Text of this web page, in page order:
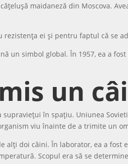
maidaneză din Moscova.
ei și pentru faptul că se
un simbol global. În 1957, ea a
un
supraviețui în spațiu. Uniunea
viu înainte de a trimite un
alți doi câini. În laborator, ea a
Scopul era să se